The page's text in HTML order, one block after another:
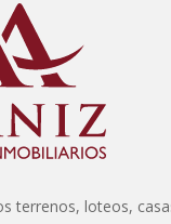
terrenos, loteos,